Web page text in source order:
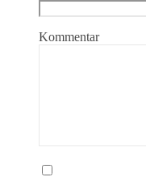
Kommentar